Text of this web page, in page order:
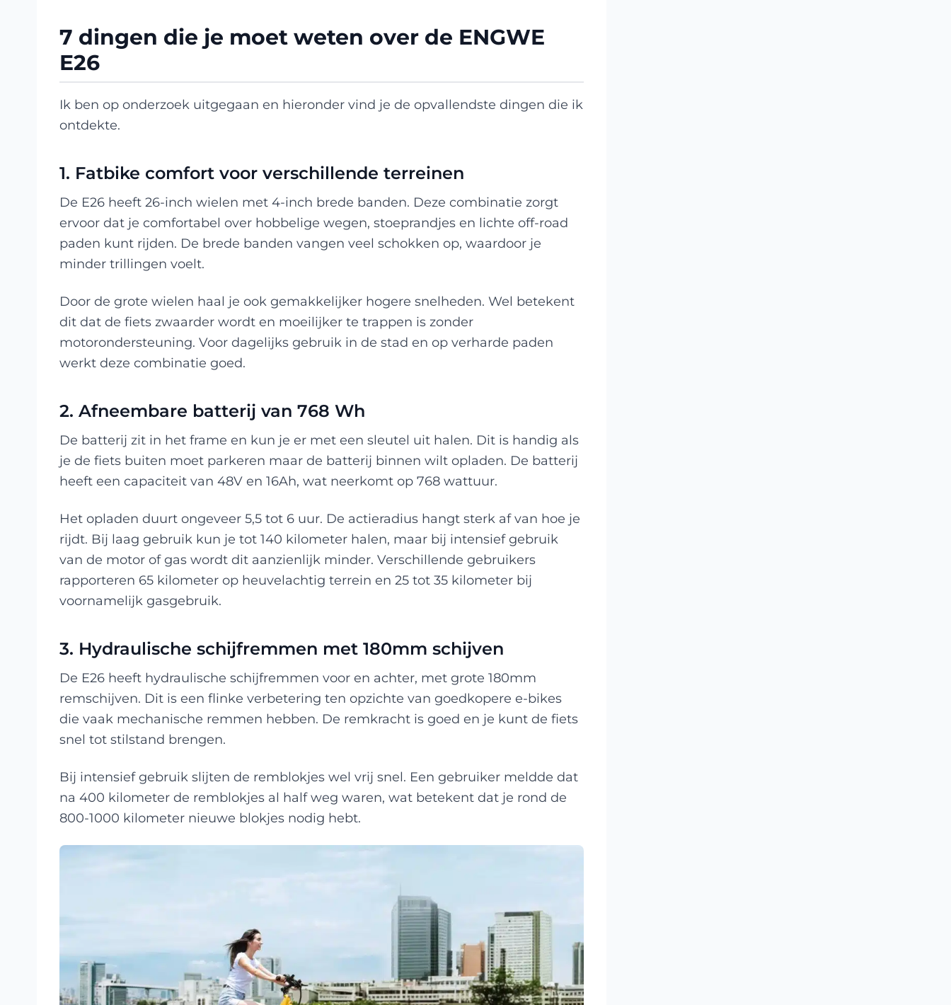
7 dingen die je moet weten over de ENGWE
E26
Ik ben op onderzoek uitgegaan en hieronder vind je de opvallendste dingen die ik
ontdekte.
1. Fatbike comfort voor verschillende terreinen
De E26 heeft 26-inch wielen met 4-inch brede banden. Deze combinatie zorgt
ervoor dat je comfortabel over hobbelige wegen, stoeprandjes en lichte off-road
paden kunt rijden. De brede banden vangen veel schokken op, waardoor je
minder trillingen voelt.
Door de grote wielen haal je ook gemakkelijker hogere snelheden. Wel betekent
dit dat de fiets zwaarder wordt en moeilijker te trappen is zonder
motorondersteuning. Voor dagelijks gebruik in de stad en op verharde paden
werkt deze combinatie goed.
2. Afneembare batterij van 768 Wh
De batterij zit in het frame en kun je er met een sleutel uit halen. Dit is handig als
je de fiets buiten moet parkeren maar de batterij binnen wilt opladen. De batterij
heeft een capaciteit van 48V en 16Ah, wat neerkomt op 768 wattuur.
Het opladen duurt ongeveer 5,5 tot 6 uur. De actieradius hangt sterk af van hoe je
rijdt. Bij laag gebruik kun je tot 140 kilometer halen, maar bij intensief gebruik
van de motor of gas wordt dit aanzienlijk minder. Verschillende gebruikers
rapporteren 65 kilometer op heuvelachtig terrein en 25 tot 35 kilometer bij
voornamelijk gasgebruik.
3. Hydraulische schijfremmen met 180mm schijven
De E26 heeft hydraulische schijfremmen voor en achter, met grote 180mm
remschijven. Dit is een flinke verbetering ten opzichte van goedkopere e-bikes
die vaak mechanische remmen hebben. De remkracht is goed en je kunt de fiets
snel tot stilstand brengen.
Bij intensief gebruik slijten de remblokjes wel vrij snel. Een gebruiker meldde dat
na 400 kilometer de remblokjes al half weg waren, wat betekent dat je rond de
800-1000 kilometer nieuwe blokjes nodig hebt.